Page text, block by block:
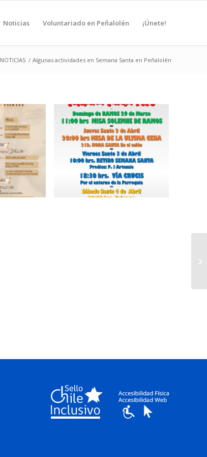
Noticias Voluntariado en Peñalolén ¡Únete!
NOTICIAS / Algunas actividades en Semana Santa en Peñalolén